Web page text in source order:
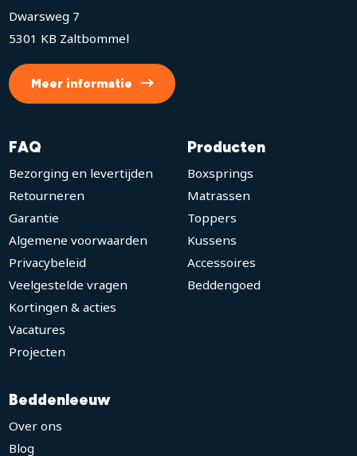
Dwarsweg 7
5301 KB Zaltbommel
Meer informatie
FAQ
Bezorging en levertijden
Retourneren
Garantie
Algemene voorwaarden
Privacybeleid
Veelgestelde vragen
Kortingen & acties
Vacatures
Projecten
Producten
Boxsprings
Matrassen
Toppers
Kussens
Accessoires
Beddengoed
Beddenleeuw
Over ons
Blog